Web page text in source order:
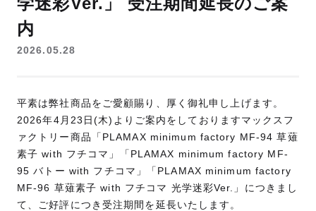
内
2026.05.28
平素は弊社商品をご愛顧賜り、厚く御礼申し上げます。
2026年4月23日(木)よりご案内をしておりますマックスフ
ァクトリー商品「PLAMAX minimum factory MF-94 草薙
素子 with フチコマ」「PLAMAX minimum factory MF-
95 バトー with フチコマ」「PLAMAX minimum factory
MF-96 草薙素子 with フチコマ 光学迷彩Ver.」につきまし
て、ご好評につき受注期間を延長いたします。